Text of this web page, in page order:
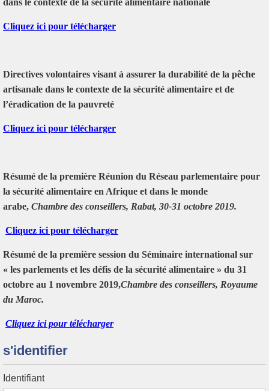
dans le contexte de la sécurité alimentaire nationale
Cliquez ici pour télécharger
Directives volontaires visant à assurer la durabilité de la pêche
artisanale dans le contexte de la sécurité alimentaire et de
l’éradication de la pauvreté
Cliquez ici pour télécharger
Résumé de la première Réunion du Réseau parlementaire pour
la sécurité alimentaire en Afrique et dans le monde
arabe, Chambre des conseillers, Rabat, 30-31 octobre 2019.
Cliquez ici pour télécharger
Résumé de la première session du Séminaire international sur
« les parlements et les défis de la sécurité alimentaire » du 31
octobre au 1 novembre 2019,Chambre des conseillers, Royaume
du Maroc.
Cliquez ici pour télécharger
s'identifier
Identifiant